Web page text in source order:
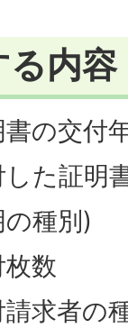
る内容
の交付
した証明
種別)
数
請求者の